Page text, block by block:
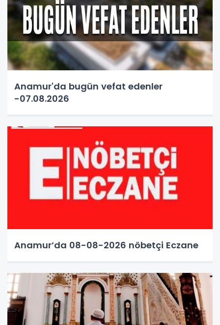
Anamur'da bugün vefat edenler
-07.08.2026
Anamur’da 08-08-2026 nöbetçi Eczane